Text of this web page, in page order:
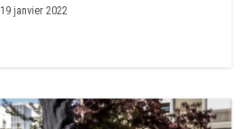
19 janvier 2022